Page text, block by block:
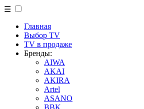
☰
Главная
Выбор TV
TV в продаже
Бренды:
AIWA
AKAI
AKIRA
Artel
ASANO
BBK